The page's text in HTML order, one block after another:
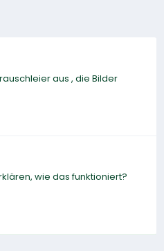
aus , die Bilder
wie das funktioniert?